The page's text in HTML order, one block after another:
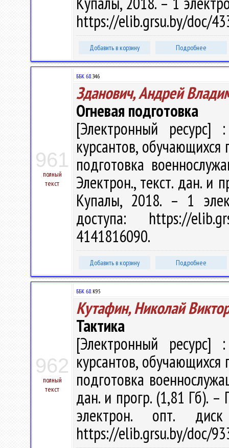
https://elib.grsu.by/doc/
Добавить в корзину Подробнее
961
полный
текст
ББК 68.З46
Зданович, Андрей
Огневая подготовка
[Электронный ресурс]
курсантов,
подготовка
Электрон., текст. дан. и
Купалы, 2018. – 1
доступа: https://
4141816090.
Добавить в корзину Подробнее
962
полный
текст
ББК 68.К95
Кутафин, Николай
Тактика
[Электронный ресурс]
курсантов,
подготовка
дан. и прогр. (1,81 Гб).
электрон. опт.
https://elib.grsu.by/doc/